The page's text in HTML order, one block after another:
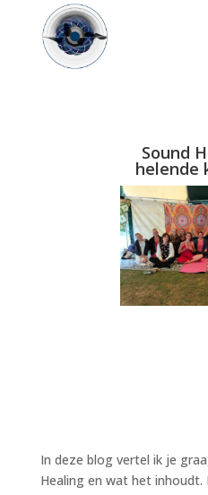
Sound
helende
In deze blog vertel ik je
Healing en wat het inhoudt.